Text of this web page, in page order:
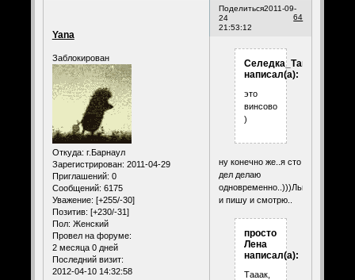
Поделиться
64
2011-09-
24
21:53:12
Yana
Заблокирован
Откуда: г.Барнаул
Зарегистрирован: 2011-04-29
Приглашений: 0
Сообщений: 6175
Уважение: [+255/-30]
Позитив: [+230/-31]
Пол: Женский
Провел на форуме:
2 месяца 0 дней
Последний визит:
2012-04-10 14:32:58
Селедка_Таня
написал(а):
это
винсово
)
ну конечно же..я сто
дел делаю
одновременно..)))Лью
и пишу и смотрю..
просто
Лена
написал(а):
Тааак,